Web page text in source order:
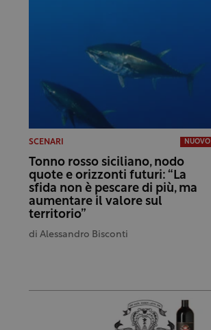
SCENARI NUOVO
Tonno rosso siciliano, nodo
quote e orizzonti futuri: “La
sfida non è pescare di più, ma
aumentare il valore sul
territorio”
di Alessandro Bisconti